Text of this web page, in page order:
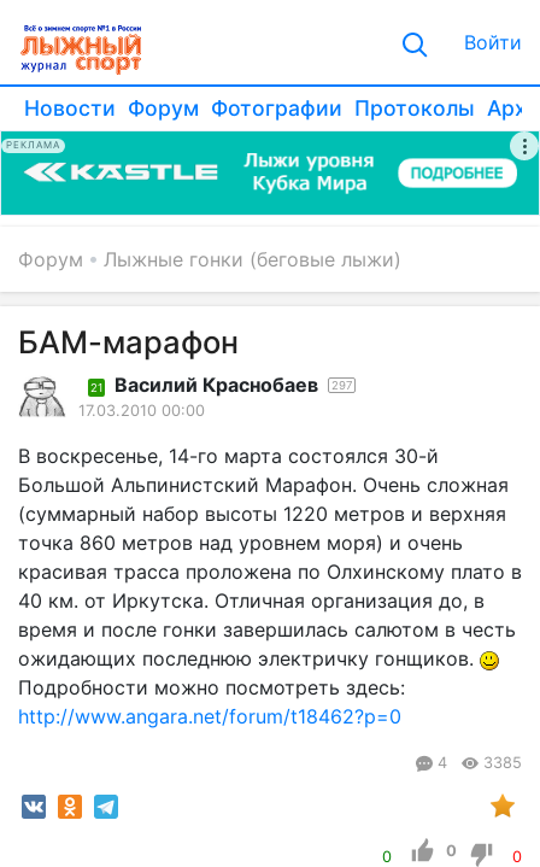
Войти
Новости Форум Фотографии Протоколы
РЕКЛАМА
Форум Лыжные гонки (беговые лыжи)
БАМ-марафон
21 Василий Краснобаев 297
17.03.2010 00:00
В воскресенье, 14-го марта состоялся 30-й
Большой Альпинистский Марафон. Очень сложная
(суммарный набор высоты 1220 метров и верхняя
точка 860 метров над уровнем моря) и очень
красивая трасса проложена по Олхинскому плато в
40 км. от Иркутска. Отличная организация до, в
время и после гонки завершилась салютом в честь
ожидающих последнюю электричку гонщиков.
Подробности можно посмотреть здесь:
http://www.angara.net/forum/t18462?p=0
4 3385
0 0 0